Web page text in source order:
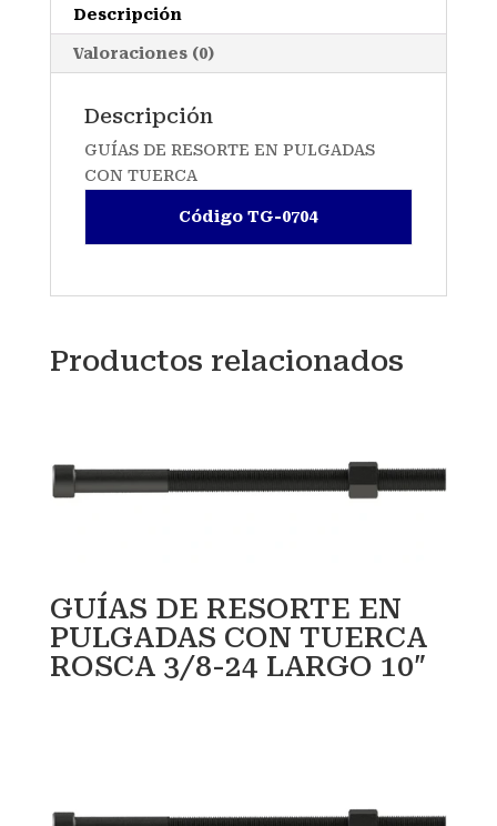
Descripción
Valoraciones (0)
Descripción
GUÍAS DE RESORTE EN PULGADAS
CON TUERCA
Código TG-0704
Productos relacionados
GUÍAS DE RESORTE EN
PULGADAS CON TUERCA
ROSCA 3/8-24 LARGO 10″